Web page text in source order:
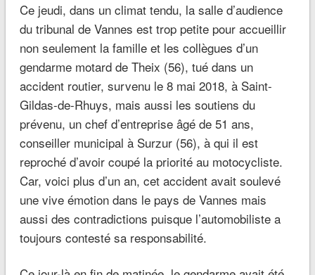
Ce jeudi, dans un climat tendu, la salle d’audience
du tribunal de Vannes est trop petite pour accueillir
non seulement la famille et les collègues d’un
gendarme motard de Theix (56), tué dans un
accident routier, survenu le 8 mai 2018, à Saint-
Gildas-de-Rhuys, mais aussi les soutiens du
prévenu, un chef d’entreprise âgé de 51 ans,
conseiller municipal à Surzur (56), à qui il est
reproché d’avoir coupé la priorité au motocycliste.
Car, voici plus d’un an, cet accident avait soulevé
une vive émotion dans le pays de Vannes mais
aussi des contradictions puisque l’automobiliste a
toujours contesté sa responsabilité.